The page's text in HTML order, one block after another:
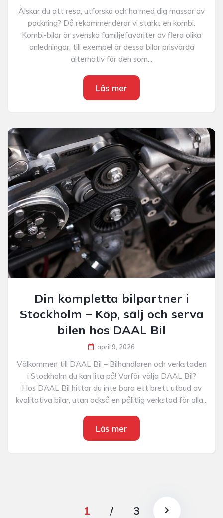
Älskar du att resa, utforska och ha med dig massor av
packning? Då rekommenderar vi starkt en kombi.
Kombi-bilar är svenska familjefavoriter av flera olika
anledningar, till exempel är dessa bilar prisvärda
alternativ för den som...
Läs mer
Din kompletta bilpartner i
Stockholm – Köp, sälj och serva
bilen hos DAAL Bil
april 9, 2026
Välkommen till DAAL Bil – Bilhandlaren och verkstaden
i Stockholm du kan lita på! Varför välja DAAL Bil?
Hos DAAL Bil hittar du inte bara ett brett utbud av
kvalitativa bilar, utan också en pålitlig verkstad för alla...
Läs mer
1 / 3